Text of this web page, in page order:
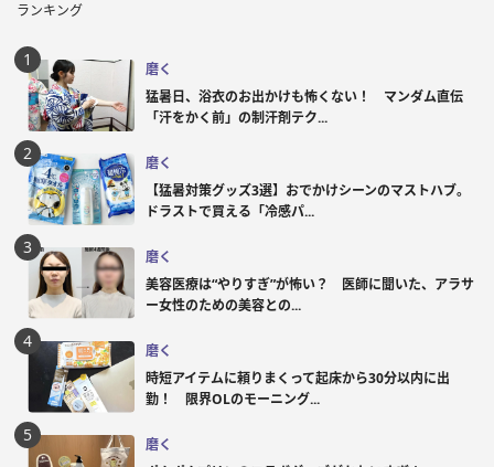
ランキング
磨く
猛暑日、浴衣のお出かけも怖くない！ マンダム直伝
「汗をかく前」の制汗剤テク...
磨く
【猛暑対策グッズ3選】おでかけシーンのマストハブ。
ドラストで買える「冷感パ...
磨く
美容医療は“やりすぎ”が怖い？ 医師に聞いた、アラサ
ー女性のための美容との...
磨く
時短アイテムに頼りまくって起床から30分以内に出
勤！ 限界OLのモーニング...
磨く